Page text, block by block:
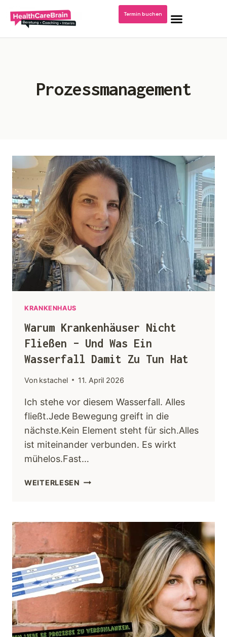
Über mich
Publikationen
Keynotes
Faqs
Kontakt
Termin buchen
Prozessmanagement
KRANKENHAUS
Warum Krankenhäuser Nicht
Fließen – Und Was Ein
Wasserfall Damit Zu Tun Hat
Von kstachel 11. April 2026
Ich stehe vor diesem Wasserfall. Alles
fließt.Jede Bewegung greift in die
nächste.Kein Element steht für sich.Alles
ist miteinander verbunden. Es wirkt
mühelos.Fast…
WEITERLESEN